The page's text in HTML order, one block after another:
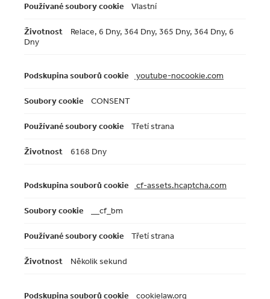
Vlastní
Relace, 6 Dny, 364 Dny, 365 Dny, 364 Dny, 6
Dny
youtube-nocookie.com
CONSENT
Třetí strana
6168 Dny
cf-assets.hcaptcha.com
__cf_bm
Třetí strana
Několik sekund
cookielaw.org